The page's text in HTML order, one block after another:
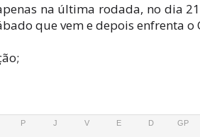
na última rodada, no dia
que vem e depois enfrenta
P J V E D GP